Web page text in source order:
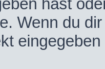
hast
Wenn du